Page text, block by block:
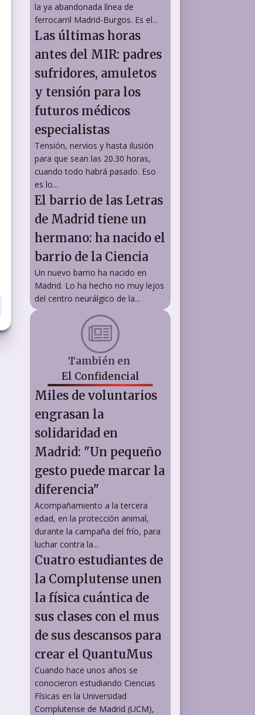
la ya abandonada línea de
ferrocarril Madrid-Burgos. Es el...
Las últimas horas
antes del MIR: padres
sufridores, amuletos
y tensión para los
futuros médicos
especialistas
Tensión, nervios y hasta ilusión
para que sean las 20.30 horas,
cuando todo habrá pasado. Eso
es lo...
El barrio de las Letras
de Madrid tiene un
hermano: ha nacido el
barrio de la Ciencia
Un nuevo barrio ha nacido en
Madrid. Lo ha hecho no muy lejos
del centro neurálgico de la...
También en
El Confidencial
Miles de voluntarios
engrasan la
solidaridad en
Madrid: "Un pequeño
gesto puede marcar la
diferencia"
Acompañamiento a la tercera
edad, en la protección animal,
durante la campaña del frío, para
luchar contra la...
Cuatro estudiantes de
la Complutense unen
la física cuántica de
sus clases con el mus
de sus descansos para
crear el QuantuMus
Cuando hace unos años se
conocieron estudiando Ciencias
Físicas en la Universidad
Complutense de Madrid (UCM),